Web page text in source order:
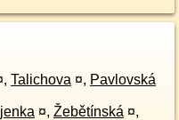
, Talichova ¤, Pavlovská
¤, Žebětínská ¤,